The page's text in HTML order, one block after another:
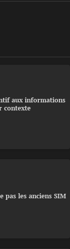
aux informations
contexte
pas les anciens SIM